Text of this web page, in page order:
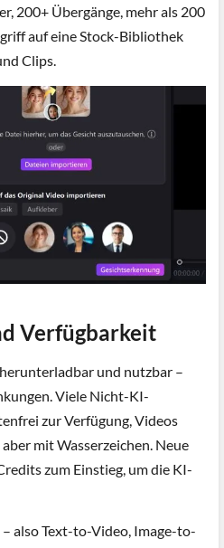
200+ Übergänge, mehr als 200
auf eine Stock-Bibliothek
Clips.
Verfügbarkeit
und nutzbar –
Viele Nicht-KI-
zur Verfügung, Videos
mit Wasserzeichen. Neue
zum Einstieg, um die KI-
also Text-to-Video, Image-to-